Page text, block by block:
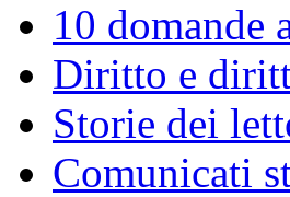
10 domande
Diritto e
Storie dei
Comunicati